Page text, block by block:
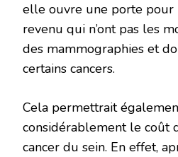
elle ouvre une porte pour
revenu qui n’ont pas les
des mammographies et
certains cancers.
Cela permettrait
considérablement le coût
cancer du sein. En effet,